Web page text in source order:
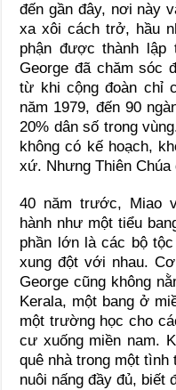
đến gần đây, nơi này
xa xôi cách trở, hầu
phận được thành lập
George đã chăm sóc
từ khi cộng đoàn chỉ
năm 1979, đến 90
20% dân số trong
không có kế hoạch,
xứ. Nhưng Thiên Chúa
40 năm trước, Miao
hành như một tiểu
phần lớn là các bộ
xung đột với nhau.
George cũng không
Kerala, một bang ở
một trường học cho
cư xuống miền nam.
quê nhà trong một
nuôi nấng đầy đủ, biết